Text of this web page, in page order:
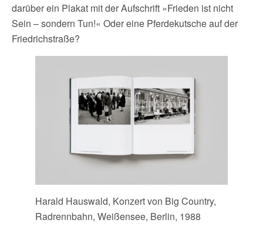
darüber ein Plakat mit der Aufschrift »Frieden ist nicht
Sein – sondern Tun!« Oder eine Pferdekutsche auf der
Friedrichstraße?
Harald Hauswald, Konzert von Big Country,
Radrennbahn, Weißensee, Berlin, 1988